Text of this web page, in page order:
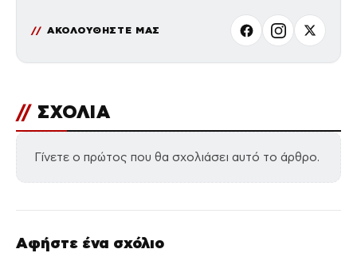
ΑΚΟΛΟΥΘΗΣΤΕ ΜΑΣ
// ΣΧΟΛΙΑ
Γίνετε ο πρώτος που θα σχολιάσει αυτό το άρθρο.
Αφήστε ένα σχόλιο